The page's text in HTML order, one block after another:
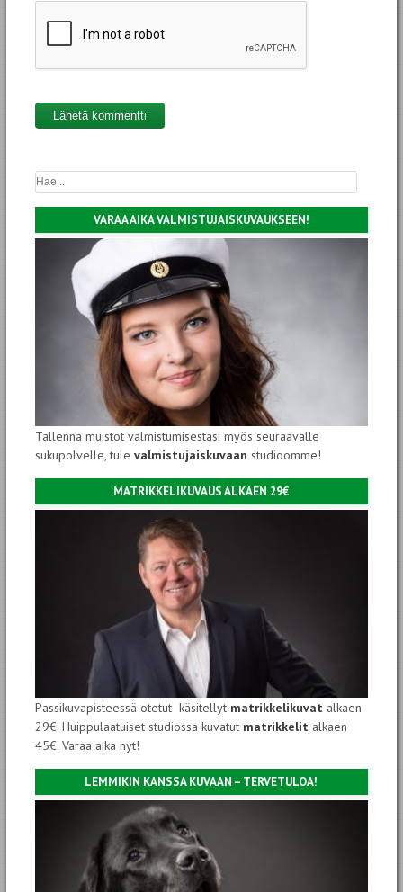
VARAA AIKA VALMISTUJAISKUVAUKSEEN!
Tallenna muistot valmistumisestasi myös seuraavalle
sukupolvelle, tule valmistujaiskuvaan studioomme!
MATRIKKELIKUVAUS ALKAEN 29€
Passikuvapisteessä otetut käsitellyt matrikkelikuvat alkaen
29€. Huippulaatuiset studiossa kuvatut matrikkelit alkaen
45€. Varaa aika nyt!
LEMMIKIN KANSSA KUVAAN – TERVETULOA!